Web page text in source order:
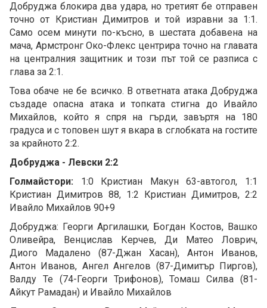
Добруджа блокира два удара, но третият бе отправен
точно от Кристиан Димитров и той изравни за 1:1.
Само осем минути по-късно, в шестата добавена на
мача, Армстронг Око-Флекс центрира точно на главата
на централния защитник и този път той се разписа с
глава за 2:1.
Това обаче не бе всичко. В ответната атака Добруджа
създаде опасна атака и топката стигна до Ивайло
Михайлов, който я спря на гърди, завъртя на 180
градуса и с топовен шут я вкара в сглобката на гостите
за крайното 2:2.
Добруджа - Левски 2:2
Голмайстори: 1:0 Кристиан Макун 63-автогол, 1:1
Кристиан Димитров 88, 1:2 Кристиан Димитров, 2:2
Ивайло Михайлов 90+9
Добруджа: Георги Аргилашки, Богдан Костов, Вашко
Оливейра, Венцислав Керчев, Ди Матео Ловрич,
Диого Мадалено (87-Джан Хасан), Антон Иванов,
Антон Иванов, Ангел Ангелов (87-Димитър Пиргов),
Валду Те (74-Георги Трифонов), Томаш Силва (81-
Айкут Рамадан) и Ивайло Михайлов